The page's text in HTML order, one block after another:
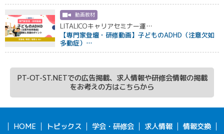
動画教材
LITALICOキャリアセミナー運…
【専門家登壇・研修動画】子どものADHD（注意欠如
多動症）…
PT-OT-ST.NETでの広告掲載、求人情報や研修会情報の掲載
をお考えの方はこちらから
HOME トピックス 学会・研修会 求人情報
情報交換